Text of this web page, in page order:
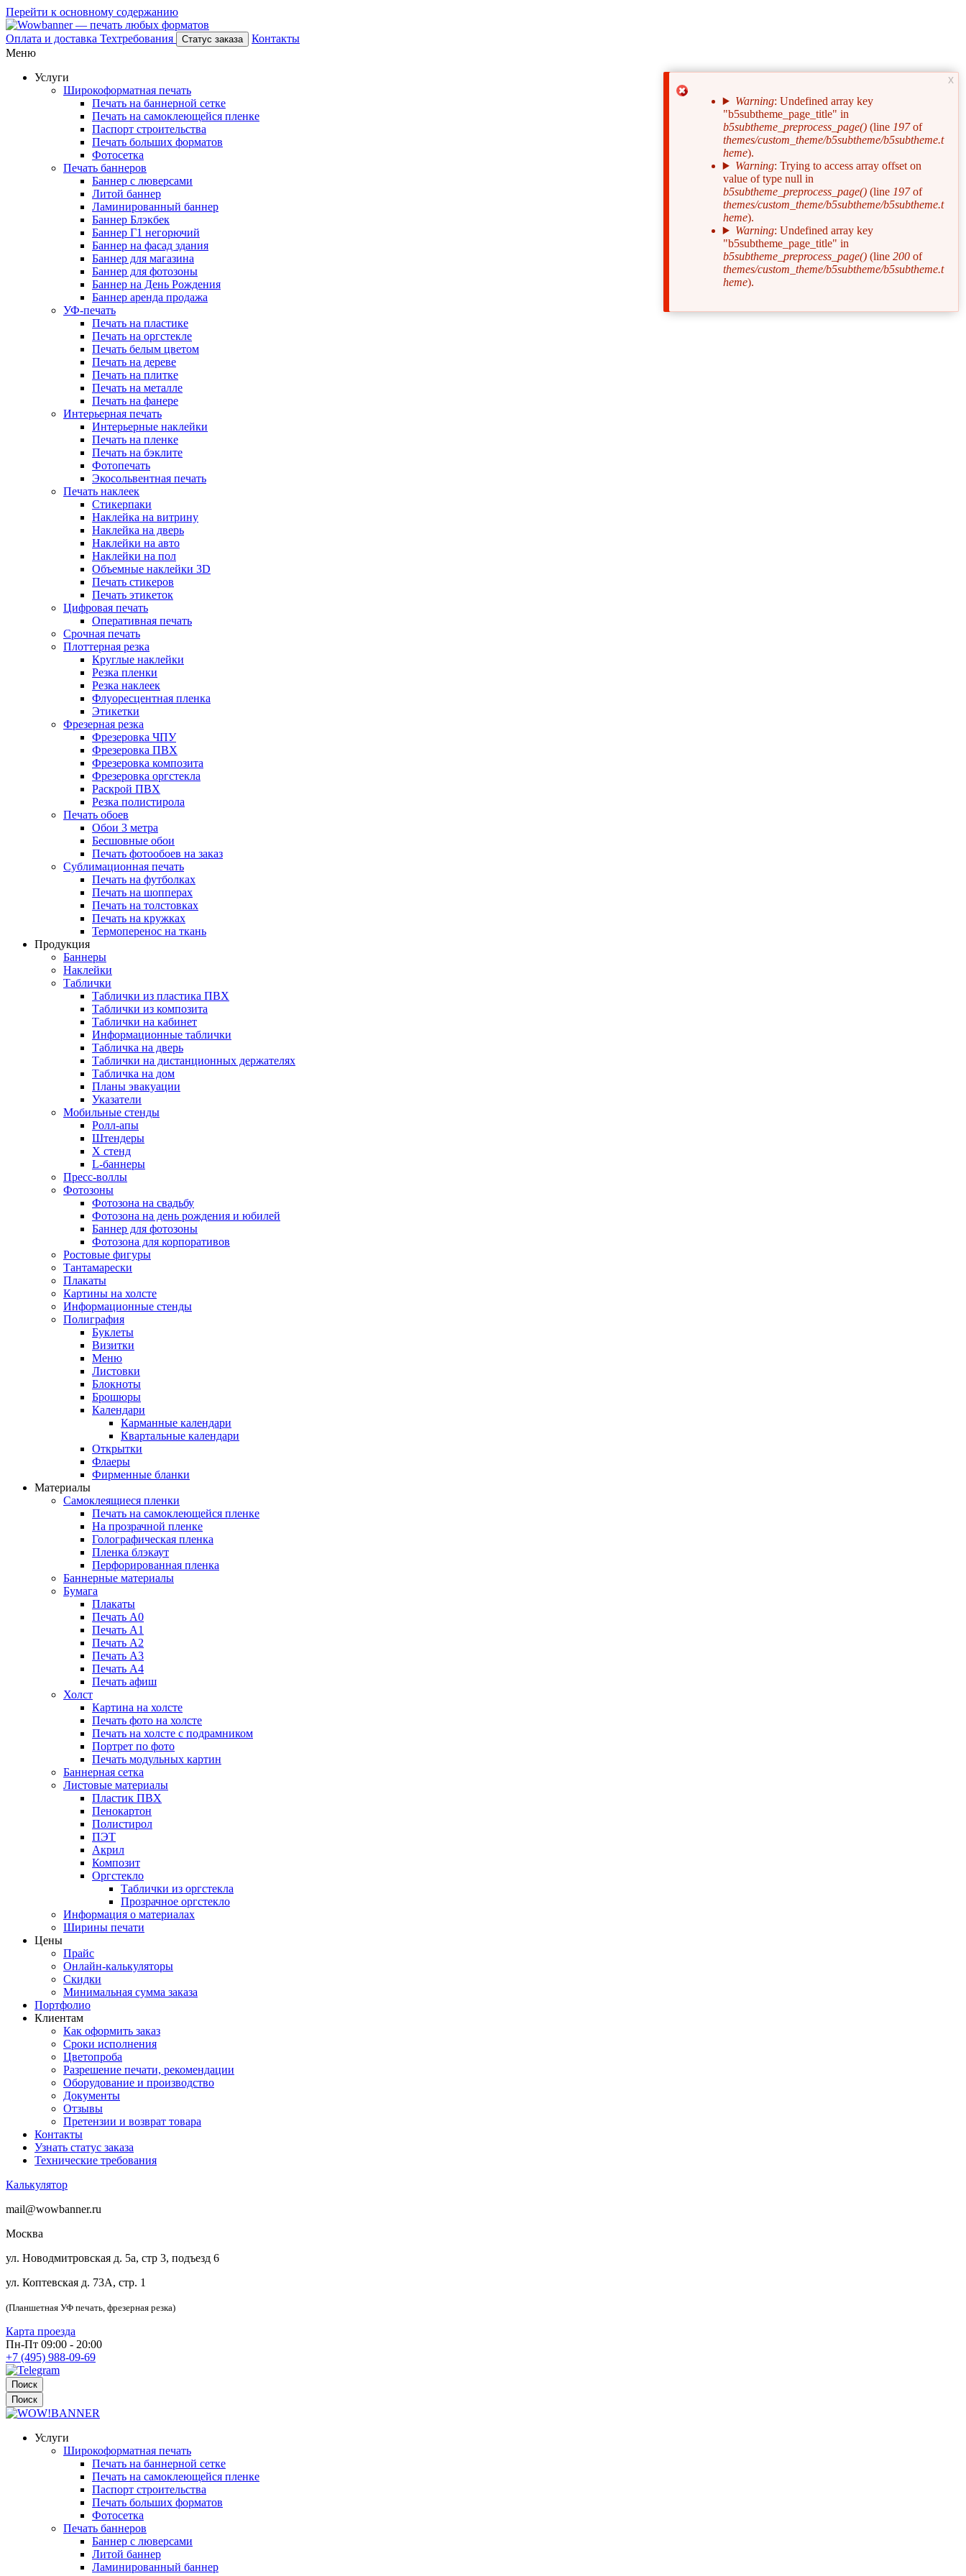
Перейти к основному содержанию
Оплата и доставка Техтребования Статус заказа
Контакты
Меню
Услуги
Широкоформатная печать
Печать на баннерной сетке
Печать на самоклеющейся пленке
Паспорт строительства
Печать больших форматов
Фотосетка
Печать баннеров
Баннер с люверсами
Литой баннер
Ламинированный баннер
Баннер Блэкбек
Баннер Г1 негорючий
Баннер на фасад здания
Баннер для магазина
Баннер для фотозоны
Баннер на День Рождения
Баннер аренда продажа
УФ-печать
Печать на пластике
Печать на оргстекле
Печать белым цветом
Печать на дереве
Печать на плитке
Печать на металле
Печать на фанере
Интерьерная печать
Интерьерные наклейки
Печать на пленке
Печать на бэклите
Фотопечать
Экосольвентная печать
Печать наклеек
Стикерпаки
Наклейка на витрину
Наклейка на дверь
Наклейки на авто
Наклейки на пол
Объемные наклейки 3D
Печать стикеров
Печать этикеток
Цифровая печать
Оперативная печать
Срочная печать
Плоттерная резка
Круглые наклейки
Резка пленки
Резка наклеек
Флуоресцентная пленка
Этикетки
Фрезерная резка
Фрезеровка ЧПУ
Фрезеровка ПВХ
Фрезеровка композита
Фрезеровка оргстекла
Раскрой ПВХ
Резка полистирола
Печать обоев
Обои 3 метра
Бесшовные обои
Печать фотообоев на заказ
Сублимационная печать
Печать на футболках
Печать на шопперах
Печать на толстовках
Печать на кружках
Термоперенос на ткань
Продукция
Баннеры
Наклейки
Таблички
Таблички из пластика ПВХ
Таблички из композита
Таблички на кабинет
Информационные таблички
Табличка на дверь
Таблички на дистанционных держателях
Табличка на дом
Планы эвакуации
Указатели
Мобильные стенды
Ролл-апы
Штендеры
Х стенд
L-баннеры
Пресс-воллы
Фотозоны
Фотозона на свадьбу
Фотозона на день рождения и юбилей
Баннер для фотозоны
Фотозона для корпоративов
Ростовые фигуры
Тантамарески
Плакаты
Картины на холсте
Информационные стенды
Полиграфия
Буклеты
Визитки
Меню
Листовки
Блокноты
Брошюры
Календари
Карманные календари
Квартальные календари
Открытки
Флаеры
Фирменные бланки
Материалы
Самоклеящиеся пленки
Печать на самоклеющейся пленке
На прозрачной пленке
Голографическая пленка
Пленка блэкаут
Перфорированная пленка
Баннерные материалы
Бумага
Плакаты
Печать А0
Печать А1
Печать А2
Печать А3
Печать А4
Печать афиш
Холст
Картина на холсте
Печать фото на холсте
Печать на холсте с подрамником
Портрет по фото
Печать модульных картин
Баннерная сетка
Листовые материалы
Пластик ПВХ
Пенокартон
Полистирол
ПЭТ
Акрил
Композит
Оргстекло
Таблички из оргстекла
Прозрачное оргстекло
Информация о материалах
Ширины печати
Цены
Прайс
Онлайн-калькуляторы
Скидки
Минимальная сумма заказа
Портфолио
Клиентам
Как оформить заказ
Сроки исполнения
Цветопроба
Разрешение печати, рекомендации
Оборудование и производство
Документы
Отзывы
Претензии и возврат товара
Контакты
Узнать статус заказа
Технические требования
Калькулятор
mail@wowbanner.ru
Москва
ул. Новодмитровская д. 5а, стр 3, подъезд 6
ул. Коптевская д. 73А, стр. 1
(Планшетная УФ печать, фрезерная резка)
Карта проезда
Пн-Пт 09:00 - 20:00
+7 (495) 988-09-69
Поиск
Поиск
Услуги
Широкоформатная печать
Печать на баннерной сетке
Печать на самоклеющейся пленке
Паспорт строительства
Печать больших форматов
Фотосетка
Печать баннеров
Баннер с люверсами
Литой баннер
Ламинированный баннер
Сообщение
ошибке
Warning: Undefined array key
"b5subtheme_page_title" in
b5subtheme_preprocess_page()(line 197of
themes/custom_theme/b5subtheme/b5subtheme.t
heme).
Warning: Trying to access array offset on
value of type null in
b5subtheme_preprocess_page()(line 197of
themes/custom_theme/b5subtheme/b5subtheme.t
heme).
Warning: Undefined array key
"b5subtheme_page_title" in
b5subtheme_preprocess_page()(line 200of
themes/custom_theme/b5subtheme/b5subtheme.t
heme).
x